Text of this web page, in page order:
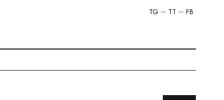
FB
TT
TG